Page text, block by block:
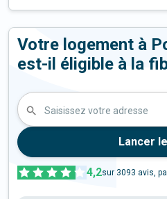
Votre logement à
est-il éligible à la
Saisissez votre adresse
Lancer
4,2sur 3093 avis,